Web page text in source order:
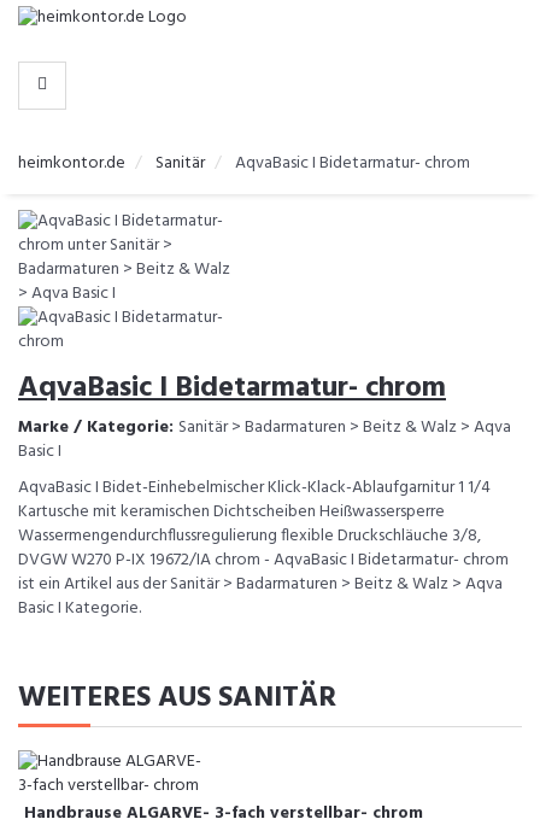
-
KATEGORIEN
heimkontor.de Sanitär AqvaBasic I Bidetarmatur- chrom
AqvaBasic I Bidetarmatur- chrom
Marke / Kategorie: Sanitär > Badarmaturen > Beitz & Walz > Aqva
Basic I
AqvaBasic I Bidet-Einhebelmischer Klick-Klack-Ablaufgarnitur 1 1/4
Kartusche mit keramischen Dichtscheiben Heißwassersperre
Wassermengendurchflussregulierung flexible Druckschläuche 3/8,
DVGW W270 P-IX 19672/IA chrom - AqvaBasic I Bidetarmatur- chrom
ist ein Artikel aus der Sanitär > Badarmaturen > Beitz & Walz > Aqva
Basic I Kategorie.
WEITERES AUS SANITÄR
Handbrause ALGARVE- 3-fach verstellbar- chrom